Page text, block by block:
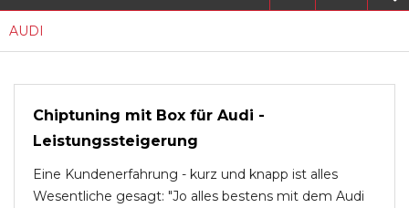
AUDI
Chiptuning mit Box für Audi -
Leistungssteigerung
Eine Kundenerfahrung - kurz und knapp ist alles
Wesentliche gesagt: "Jo alles bestens mit dem Audi